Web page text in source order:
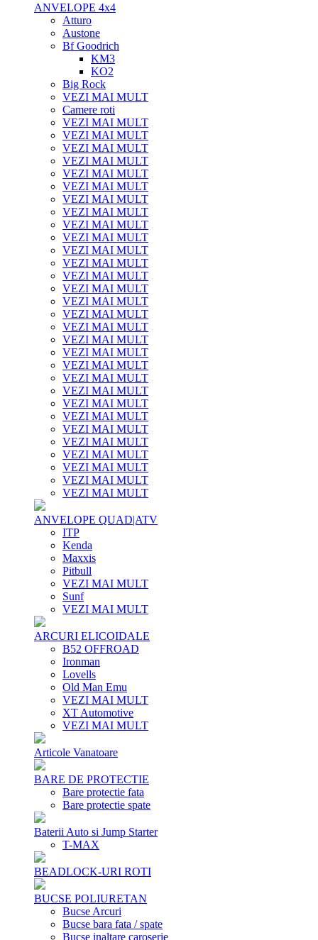
ANVELOPE 4x4
Atturo
Austone
Bf Goodrich
KM3
KO2
Big Rock
VEZI MAI MULT
Camere roti
VEZI MAI MULT
VEZI MAI MULT
VEZI MAI MULT
VEZI MAI MULT
VEZI MAI MULT
VEZI MAI MULT
VEZI MAI MULT
VEZI MAI MULT
VEZI MAI MULT
VEZI MAI MULT
VEZI MAI MULT
VEZI MAI MULT
VEZI MAI MULT
VEZI MAI MULT
VEZI MAI MULT
VEZI MAI MULT
VEZI MAI MULT
VEZI MAI MULT
VEZI MAI MULT
VEZI MAI MULT
VEZI MAI MULT
VEZI MAI MULT
VEZI MAI MULT
VEZI MAI MULT
VEZI MAI MULT
VEZI MAI MULT
VEZI MAI MULT
VEZI MAI MULT
VEZI MAI MULT
VEZI MAI MULT
ANVELOPE QUAD|ATV
ITP
Kenda
Maxxis
Pitbull
VEZI MAI MULT
Sunf
VEZI MAI MULT
ARCURI ELICOIDALE
B52 OFFROAD
Ironman
Lovells
Old Man Emu
VEZI MAI MULT
XT Automotive
VEZI MAI MULT
Articole Vanatoare
BARE DE PROTECTIE
Bare protectie fata
Bare protectie spate
Baterii Auto si Jump Starter
T-MAX
BEADLOCK-URI ROTI
BUCSE POLIURETAN
Bucse Arcuri
Bucse bara fata / spate
Bucse inaltare caroserie